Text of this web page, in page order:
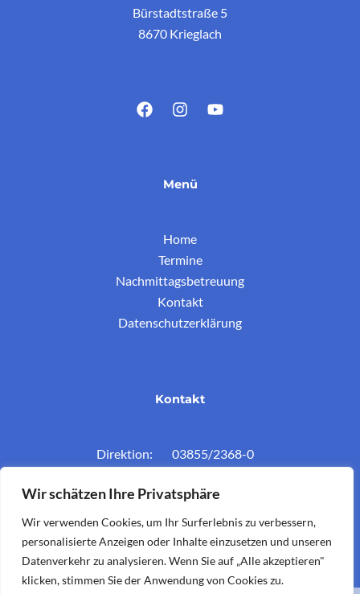
Wir schätzen Ihre Privatsphäre
Wir verwenden Cookies, um Ihr Surferlebnis zu verbessern,
personalisierte Anzeigen oder Inhalte einzusetzen und unseren
Datenverkehr zu analysieren. Wenn Sie auf „Alle akzeptieren"
klicken, stimmen Sie der Anwendung von Cookies zu.
Bürstadtstraße 5
8670 Krieglach
Menü
Home
Termine
Nachmittagsbetreuung
Kontakt
Datenschutzerklärung
Kontakt
Direktion: 03855/2368-0
Mail: vs.krieglach@twin.at